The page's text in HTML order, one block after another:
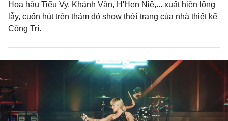
Hoa hậu Tiểu Vy, Khánh Vân, H'Hen Niê,... xuất hiện lộng
lẫy, cuốn hút trên thảm đỏ show thời trang của nhà thiết kế
Công Trí.